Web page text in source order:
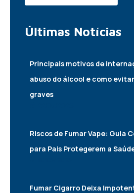
Últimas Notícias
Principais motivos de
abuso do álcool e como
graves
Riscos de Fumar Vape: Guia
para Pais Protegerem a
Fumar Cigarro Deixa